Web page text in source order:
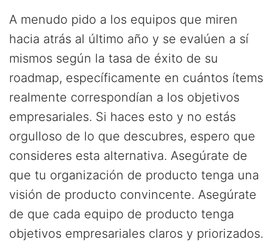
A menudo pido a los equipos que miren
hacia atrás al último año y se evalúen a sí
mismos según la tasa de éxito de su
roadmap, específicamente en cuántos ítems
realmente correspondían a los objetivos
empresariales. Si haces esto y no estás
orgulloso de lo que descubres, espero que
consideres esta alternativa. Asegúrate de
que tu organización de producto tenga una
visión de producto convincente. Asegúrate
de que cada equipo de producto tenga
objetivos empresariales claros y priorizados.